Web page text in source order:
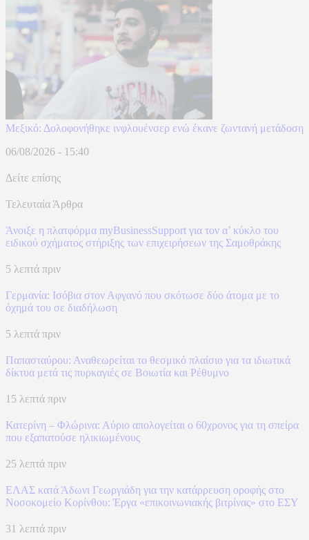
Μεξικό: Δολοφονήθηκε ινφλουένσερ ενώ έκανε ζωντανή μετάδοση
06/08/2026 - 15:40
Δείτε επίσης
Τελευταία Άρθρα
Άνοιξε η πλατφόρμα myBusinessSupport για τον α’ κύκλο του
ειδικού σχήματος στήριξης των επιχειρήσεων της Σαμοθράκης
5 λεπτά πριν
Γερμανία: Ισόβια στον Αφγανό που σκότωσε δύο άτομα με το
όχημά του σε διαδήλωση
5 λεπτά πριν
Παπασταύρου: Αναθεωρείται το θεσμικό πλαίσιο για τα ιδιωτικά
δίκτυα μετά τις πυρκαγιές σε Βοιωτία και Ρέθυμνο
15 λεπτά πριν
Κατερίνη – Φλώρινα: Αύριο απολογείται ο 60χρονος για τη σπείρα
που εξαπατούσε ηλικιωμένους
25 λεπτά πριν
ΕΛΑΣ κατά Άδωνι Γεωργιάδη για την κατάρρευση οροφής στο
Νοσοκομείο Κορίνθου: Έργα «επικοινωνιακής βιτρίνας» στο ΕΣΥ
31 λεπτά πριν